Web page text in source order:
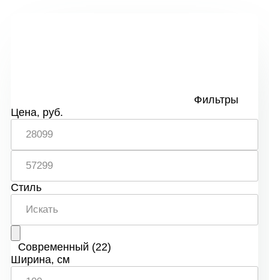
Фильтры
Цена, руб.
Стиль
Современный (22)
Ширина, см